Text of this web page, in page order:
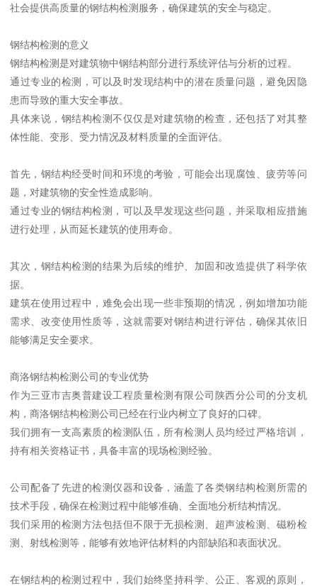
社会提供高质量的钢结构检测服务，确保建筑的安全与稳定。
钢结构检测的意义
钢结构检测是对建筑物中钢结构部分进行系统评估与分析的过程。
通过专业的检测，可以及时发现结构中的潜在质量问题，避免因隐
患而导致的重大安全事故。
具体来说，钢结构检测不仅仅是对建筑物的检查，还包括了对其整
体性能、变形、受力情况及材料质量的全面评估。
首先，钢结构经受时间和环境的考验，可能会出现腐蚀、疲劳等问
题，对建筑物的安全性造成影响。
通过专业的钢结构检测，可以及早发现这些问题，并采取相应措施
进行处理，从而延长建筑的使用寿命。
其次，钢结构检测的结果为后续的维护、加固和改造提供了科学依
据。
建筑在使用过程中，难免会出现一些非预期的情况，例如增加功能
需求、改变使用性质等，这就需要对钢结构进行评估，确保其依旧
能够满足安全要求。
商洛钢结构检测公司的专业优势
作为三亚市吉奥普建设工程质量检测有限公司陕西分公司的分支机
构，商洛钢结构检测公司已经在行业内树立了良好的口碑。
我们拥有一支高素质的检测队伍，所有检测人员均经过严格培训，
持有相关资格证书，具备丰富的现场检测经验。
公司配备了先进的检测仪器和设备，涵盖了各类钢结构检测所需的
技术手段，确保在检测过程中能够准确、全面地分析结构情况。
我们采用的检测方法包括但不限于无损检测、超声波检测、磁粉检
测、射线检测等，能够有效地评估材料的内部缺陷和表面状况。
在钢结构的检测过程中，我们始终坚持科学、公正、客观的原则，